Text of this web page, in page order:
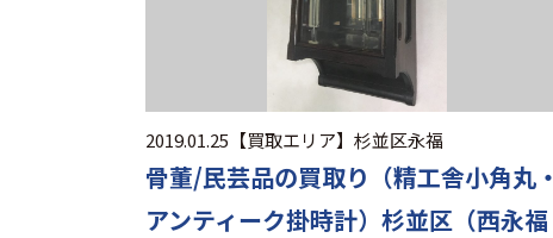
2019.01.25 【買取エリア】 杉並区永福
骨董/民芸品の買取り（精工舎小角丸・
アンティーク掛時計）杉並区（西永福